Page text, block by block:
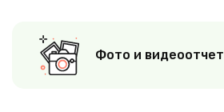
Фото и видеоотчет